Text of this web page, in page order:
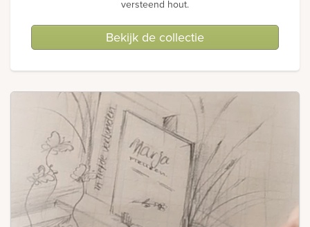
versteend hout.
Bekijk de collectie